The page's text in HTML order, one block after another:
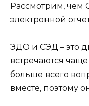
Рассмотрим, чем
электронной
ЭДО и СЭД – это
встречаются
больше всего
вместе, поэтому